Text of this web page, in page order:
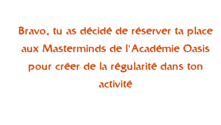
Bravo, tu as décidé de réserver ta place
aux Masterminds de l'Académie Oasis
pour créer de la régularité dans ton
activité